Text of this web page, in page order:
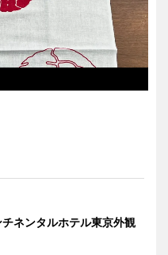
ネンタルホテル東京外観